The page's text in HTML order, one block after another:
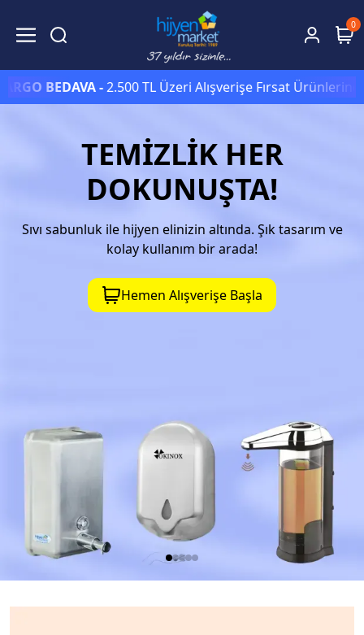
0
-2.500 TL Üzeri Alışverişe Fırsat Ürünlerinde
TEMİZLİK HER
DOKUNUŞTA!
Sıvı sabunluk ile hijyen elinizin altında. Şık tasarım ve
kolay kullanım bir arada!
Hemen Alışverişe Başla